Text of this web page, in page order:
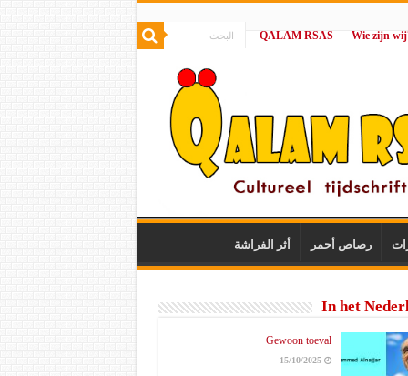
|
QALAM RSAS
رصاص أحمر أثر الفراشة
In het
Gewoon toeval
15/10/2025